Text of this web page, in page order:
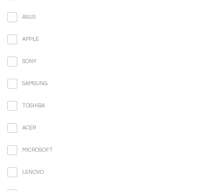
ASUS
APPLE
SONY
SAMSUNG
TOSHIBA
ACER
MICROSOFT
LENOVO